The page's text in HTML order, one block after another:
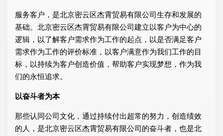
服务客户，是北京密云区杰霄贸易有限公司生存和发展的
基础。北京密云区杰霄贸易有限公司建立以客户为中心的
逻辑，以了解客户需求作为工作的起点，以是否满足客户
需求作为工作的评价标准，以客户满意作为我们工作的目
标，以持续为客户创造价值，帮助客户实现梦想，作为我
们的永恒追求。
以奋斗者为本
那些认同公司文化，通过持续付出超常的努力，创造绩效
的人，是北京密云区杰霄贸易有限公司的奋斗者，也是北